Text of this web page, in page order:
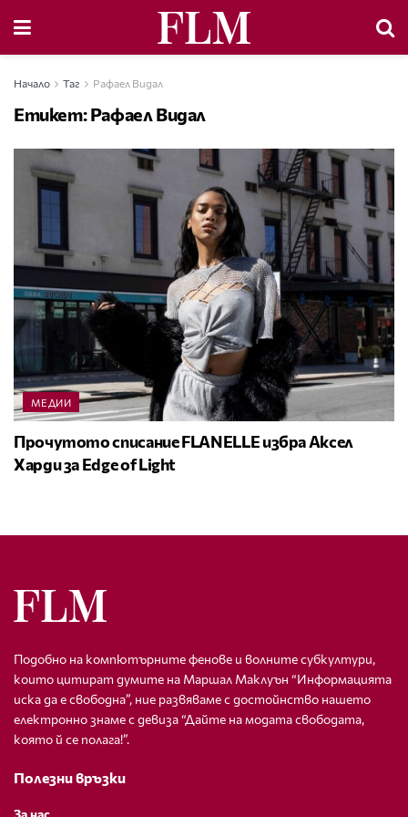
Начало Таг Рафаел Видал
Етикет:Рафаел Видал
МЕДИИ
Прочутото списание FLANELLE избра Аксел
Харди за Edge of Light
Подобно на компютърните фенове и волните субкултури,
които цитират думите на Маршал Маклуън “Информацията
иска да е свободна”, ние развяваме с достойнство нашето
електронно знаме с девиза “Дайте на модата свободата,
която й се полага!”.
Полезни връзки
За нас